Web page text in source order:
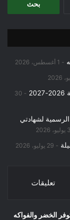
1 أغسطس، 2026
30
الرسمية لشهادتي
29 يوليو، 2026
تعليقات
الخضر والفواكه